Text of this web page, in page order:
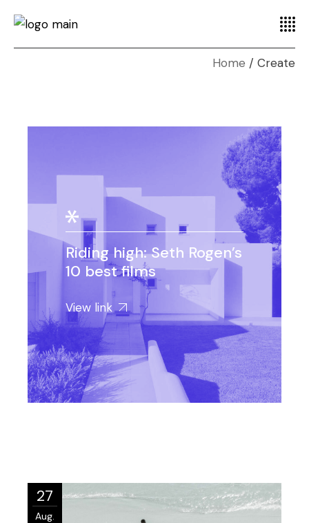
Home Create
Riding high: Seth Rogen’s
10 best films
View link
27
Aug.